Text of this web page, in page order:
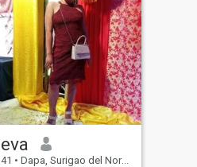
eva
41 • Dapa, Surigao del Norte, Filippinerna